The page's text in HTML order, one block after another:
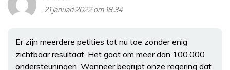
21 januari 2022 om 18:34
Er zijn meerdere petities tot nu toe zonder enig
zichtbaar resultaat. Het gaat om meer dan 100.000
ondersteuningen. Wanneer begrijpt onze regering dat